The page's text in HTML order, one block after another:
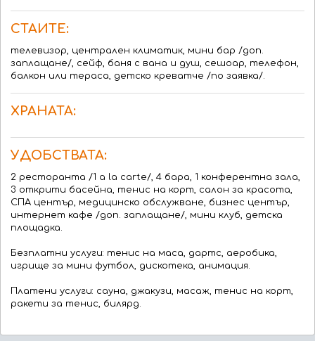
СТАИТЕ:
телевизор, централен климатик, мини бар /доп.
заплащане/, сейф, баня с вана и душ, сешоар, телефон,
балкон или тераса, детско креватче /по заявка/.
ХРАНАТА:
УДОБСТВАТА:
2 ресторанта /1 a la carte/, 4 бара, 1 конферентна зала,
3 открити басейна, тенис на корт, салон за красота,
СПА център, медицинско обслужване, бизнес център,
интернет кафе /доп. заплащане/, мини клуб, детска
площадка.
Безплатни услуги: тенис на маса, дартс, аеробика,
игрище за мини футбол, дискотека, анимация.
Платени услуги: сауна, джакузи, масаж, тенис на корт,
ракети за тенис, билярд.